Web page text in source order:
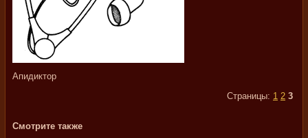
Апидиктор
Страницы: 1 2 3
Смотрите также